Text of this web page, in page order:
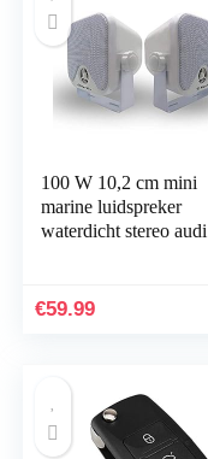
100 W 10,2 cm mini
marine luidspreker
waterdicht stereo
luidspreker…
€59.99